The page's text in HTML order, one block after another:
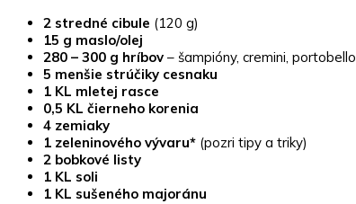
2 stredné cibule (120 g)
15 g maslo/olej
280 – 300 g hríbov – šampióny, cremini, portobello
5 menšie strúčiky cesnaku
1 KL mletej rasce
0,5 KL čierneho korenia
4 zemiaky
1 zeleninového vývaru* (pozri tipy a triky)
2 bobkové listy
1 KL soli
1 KL sušeného majoránu